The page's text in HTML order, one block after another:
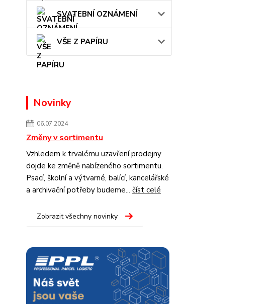
SVATEBNÍ OZNÁMENÍ
VŠE Z PAPÍRU
Novinky
06.07.2024
Změny v sortimentu
Vzhledem k trvalému uzavření prodejny
dojde ke změně nabízeného sortimentu.
Psací, školní a výtvarné, balící, kancelářské
a archivační potřeby budeme... číst celé
Zobrazit všechny novinky